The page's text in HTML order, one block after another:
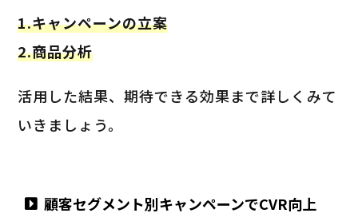
1.キャンペーンの立案
2.商品分析
活用した結果、期待できる効果まで詳しくみて
いきましょう。
顧客セグメント別キャンペーンでCVR向上